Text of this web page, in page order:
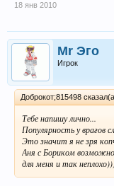
18 янв 2010
Mr Эго
Игрок
Доброкот;815498
Тебе напишу лично...
Популярность у врагов
Это значит я не зря
Аня с Бориком
для меня и так